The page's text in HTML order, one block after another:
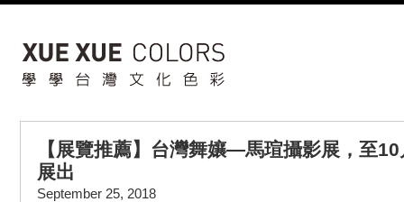
【展覽推薦】台灣舞孃—馬瑄攝影展，至
展出
September 25, 2018